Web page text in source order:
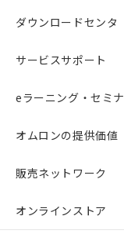
ダウンロードセンタ
サービスサポート
eラーニング・セミナ
オムロンの提供価値
販売ネットワーク
オンラインストア